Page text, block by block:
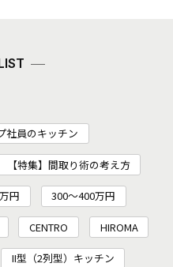
社員のキッチン
【特集】間取り術の考え方
円 300～400万円
CENTRO HIROMA
II型（2列型）キッチン